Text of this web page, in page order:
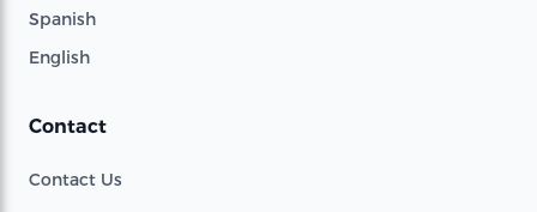
Spanish
English
Contact
Contact Us